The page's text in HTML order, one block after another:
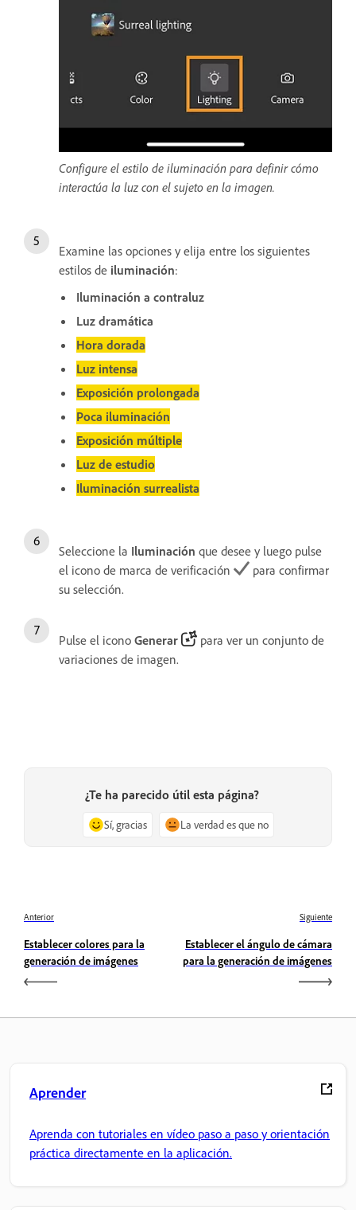
Configure el estilo de iluminación para definir cómo
interactúa la luz con el sujeto en la imagen.
Examine las opciones y elija entre los siguientes
estilos de iluminación:
Iluminación a contraluz
Luz dramática
Hora dorada
Luz intensa
Exposición prolongada
Poca iluminación
Exposición múltiple
Luz de estudio
Iluminación surrealista
Seleccione la Iluminación que desee y luego pulse
el icono de marca de verificación
para confirmar
su selección.
Pulse el icono Generar
para ver un conjunto de
variaciones de imagen.
¿Te ha parecido útil esta página?
Sí, gracias La verdad es que no
Anterior
Establecer colores para la
generación de imágenes
Siguiente
Establecer el ángulo de cámara
para la generación de imágenes
Aprender
Aprenda con tutoriales en vídeo paso a paso y orientación
práctica directamente en la aplicación.